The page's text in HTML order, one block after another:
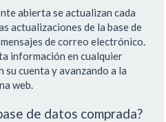
abierta se actualizan cada
actualizaciones de la base de
de correo electrónico.
información en cualquier
su cuenta y avanzando a la
web.
de datos comprada?